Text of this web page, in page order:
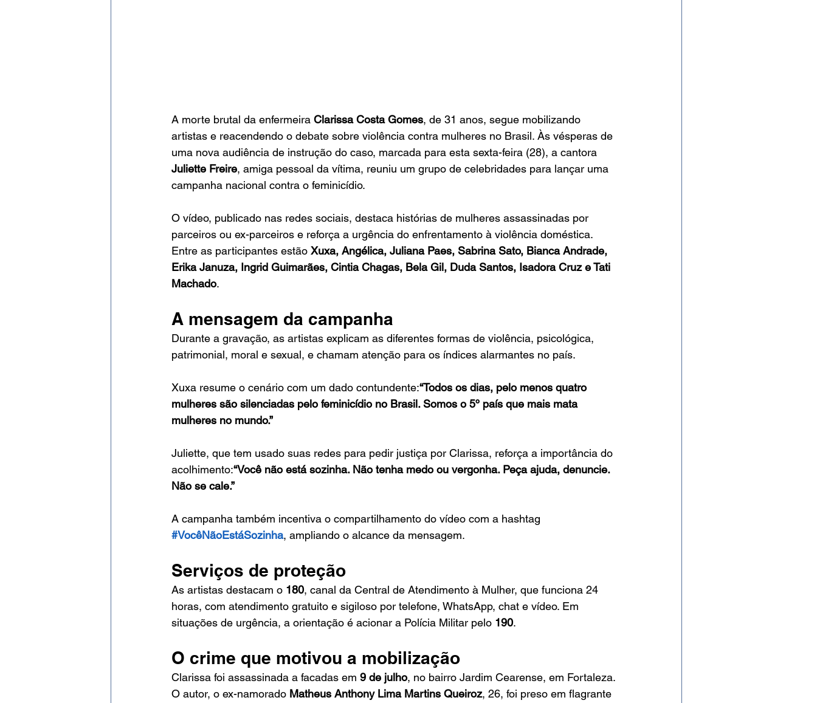
A morte brutal da enfermeira Clarissa Costa Gomes, de 31 anos, segue mobilizando
artistas e reacendendo o debate sobre violência contra mulheres no Brasil. Às vésperas de
uma nova audiência de instrução do caso, marcada para esta sexta-feira (28), a cantora
Juliette Freire, amiga pessoal da vítima, reuniu um grupo de celebridades para lançar uma
campanha nacional contra o feminicídio.
O vídeo, publicado nas redes sociais, destaca histórias de mulheres assassinadas por
parceiros ou ex-parceiros e reforça a urgência do enfrentamento à violência doméstica.
Entre as participantes estão Xuxa, Angélica, Juliana Paes, Sabrina Sato, Bianca Andrade,
Erika Januza, Ingrid Guimarães, Cintia Chagas, Bela Gil, Duda Santos, Isadora Cruz e Tati
Machado.
A mensagem da campanha
Durante a gravação, as artistas explicam as diferentes formas de violência, psicológica,
patrimonial, moral e sexual, e chamam atenção para os índices alarmantes no país.
Xuxa resume o cenário com um dado contundente:“Todos os dias, pelo menos quatro
mulheres são silenciadas pelo feminicídio no Brasil. Somos o 5º país que mais mata
mulheres no mundo.”
Juliette, que tem usado suas redes para pedir justiça por Clarissa, reforça a importância do
acolhimento:“Você não está sozinha. Não tenha medo ou vergonha. Peça ajuda, denuncie.
Não se cale.”
A campanha também incentiva o compartilhamento do vídeo com a hashtag
#VocêNãoEstáSozinha, ampliando o alcance da mensagem.
Serviços de proteção
As artistas destacam o 180, canal da Central de Atendimento à Mulher, que funciona 24
horas, com atendimento gratuito e sigiloso por telefone, WhatsApp, chat e vídeo. Em
situações de urgência, a orientação é acionar a Polícia Militar pelo 190.
O crime que motivou a mobilização
Clarissa foi assassinada a facadas em 9 de julho, no bairro Jardim Cearense, em Fortaleza.
O autor, o ex-namorado Matheus Anthony Lima Martins Queiroz, 26, foi preso em flagrante